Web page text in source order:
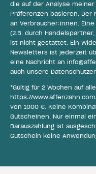
die auf der Analyse
Präferenzen basieren.
an Verbraucher:innen.
(z.B. durch
ist nicht gestattet. Ein
Newsletters ist jederzeit
eine Nachricht an
auch unsere
*Gültig für 2 Wochen auf
https://
von 1000 €. Keine
Gutscheinen. Nur einmal
Barauszahlung ist
Gutschein keine